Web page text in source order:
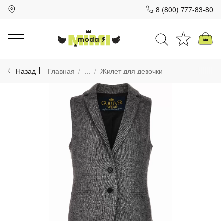
8 (800) 777-83-80
Назад Главная ... Жилет для девочки
Для клиентов всех банков
Разбейте
на части
без переплат
График платежей